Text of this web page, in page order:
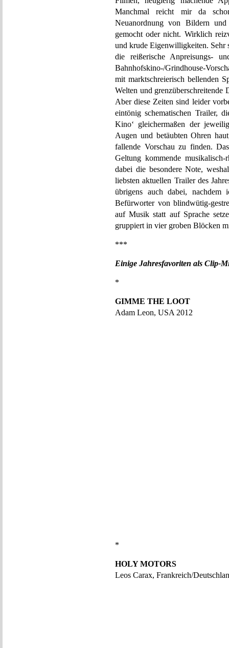
Manchmal reicht mir da
Neuanordnung von Bildern
gemocht oder nicht. Wirklich
und krude Eigenwilligkeiten. Sehr
die reißerische Anpreisungs-
Bahnhofskino-/Grindhouse-
mit marktschreierisch bellenden
Welten und grenzüberschreitende
Aber diese Zeiten sind leider
eintönig schematischen Trailer,
Kino‘ gleichermaßen der
Augen und betäubten Ohren
fallende Vorschau zu finden.
Geltung kommende
dabei die besondere Note,
liebsten aktuellen Trailer des
übrigens auch dabei, nachdem
Befürworter von blindwütig-
auf Musik statt auf Sprache
gruppiert in vier groben Blöcken
***
Einige Jahresfavoriten als Clip-
*
GIMME THE LOOT
Adam Leon, USA 2012
*
HOLY MOTORS
Leos Carax, Frankreich/